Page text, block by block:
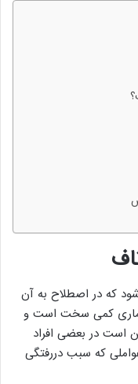
که در اصطلاح به آن
کمی سخت است و
است در بعضی افراد
که سبب دررفتگی